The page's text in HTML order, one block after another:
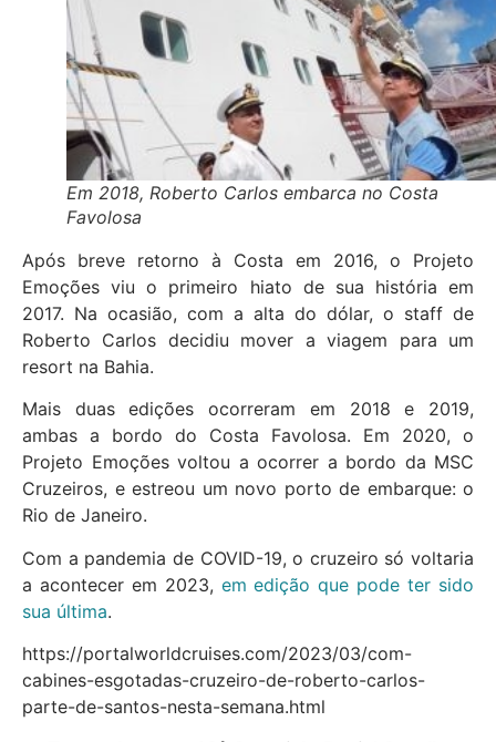
Em 2018, Roberto Carlos embarca no Costa
Favolosa
Após breve retorno à Costa em 2016, o Projeto
Emoções viu o primeiro hiato de sua história em
2017. Na ocasião, com a alta do dólar, o staff de
Roberto Carlos decidiu mover a viagem para um
resort na Bahia.
Mais duas edições ocorreram em 2018 e 2019,
ambas a bordo do Costa Favolosa. Em 2020, o
Projeto Emoções voltou a ocorrer a bordo da MSC
Cruzeiros, e estreou um novo porto de embarque: o
Rio de Janeiro.
Com a pandemia de COVID-19, o cruzeiro só voltaria
a acontecer em 2023, em edição que pode ter sido
sua última.
https://portalworldcruises.com/2023/03/com-
cabines-esgotadas-cruzeiro-de-roberto-carlos-
parte-de-santos-nesta-semana.html